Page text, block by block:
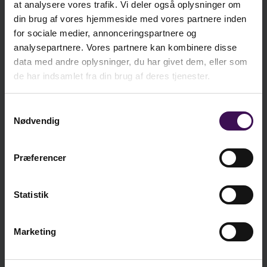
at analysere vores trafik. Vi deler også oplysninger om
din brug af vores hjemmeside med vores partnere inden
for sociale medier, annonceringspartnere og
analysepartnere. Vores partnere kan kombinere disse
data med andre oplysninger, du har givet dem, eller som
de har indsamlet fra din brug af deres tjenester.
Nødvendig
Præferencer
Statistik
Marketing
videreudvikle det pædagogiske arbejde med Nest.
ekskl. moms
kr.331,56
inkl. moms